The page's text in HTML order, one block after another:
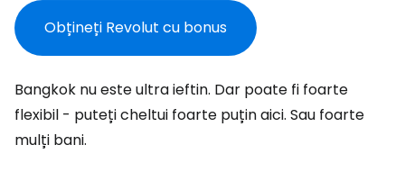
Obțineți Revolut cu bonus
Bangkok nu este ultra ieftin. Dar poate fi foarte
flexibil - puteți cheltui foarte puțin aici. Sau foarte
mulți bani.